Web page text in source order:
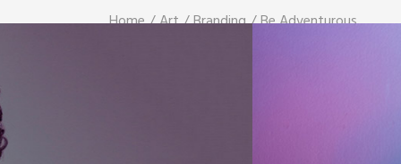
Home Art Branding Be Adventurous